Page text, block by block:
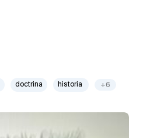
doctrina historia +6